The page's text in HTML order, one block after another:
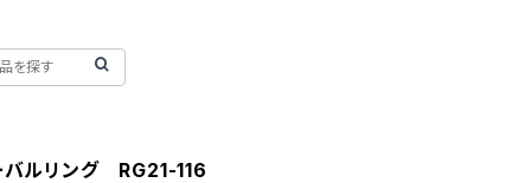
バルリング RG21-116